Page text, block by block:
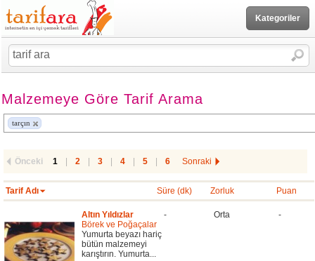
Kategoriler
Malzemeye Göre Tarif Arama
tarçın
Önceki 1 2 3 4 5 6 Sonraki
Tarif Adı Süre (dk) Zorluk Puan
Altın Yıldızlar
Börek ve Poğaçalar
Yumurta beyazı hariç
bütün malzemeyi
karıştırın. Yumurta...
- Orta -